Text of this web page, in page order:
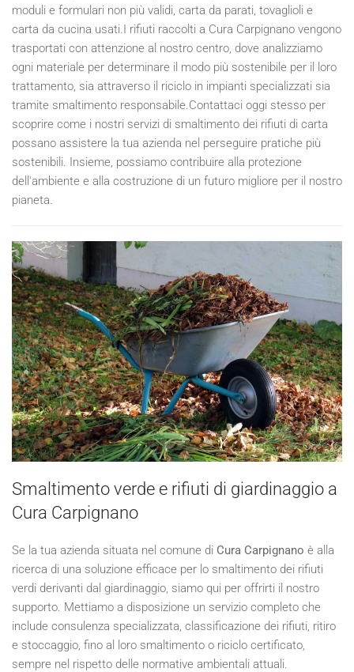
moduli e formulari non più validi, carta da parati, tovaglioli e
carta da cucina usati.I rifiuti raccolti a Cura Carpignano vengono
trasportati con attenzione al nostro centro, dove analizziamo
ogni materiale per determinare il modo più sostenibile per il loro
trattamento, sia attraverso il riciclo in impianti specializzati sia
tramite smaltimento responsabile.Contattaci oggi stesso per
scoprire come i nostri servizi di smaltimento dei rifiuti di carta
possano assistere la tua azienda nel perseguire pratiche più
sostenibili. Insieme, possiamo contribuire alla protezione
dell'ambiente e alla costruzione di un futuro migliore per il nostro
pianeta.
Smaltimento verde e rifiuti di giardinaggio a
Cura Carpignano
Se la tua azienda situata nel comune di Cura Carpignano è alla
ricerca di una soluzione efficace per lo smaltimento dei rifiuti
verdi derivanti dal giardinaggio, siamo qui per offrirti il nostro
supporto. Mettiamo a disposizione un servizio completo che
include consulenza specializzata, classificazione dei rifiuti, ritiro
e stoccaggio, fino al loro smaltimento o riciclo certificato,
sempre nel rispetto delle normative ambientali attuali.